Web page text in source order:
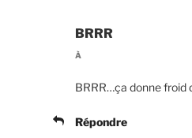
BRRR
À
BRRR…ça donne froid
Répondre